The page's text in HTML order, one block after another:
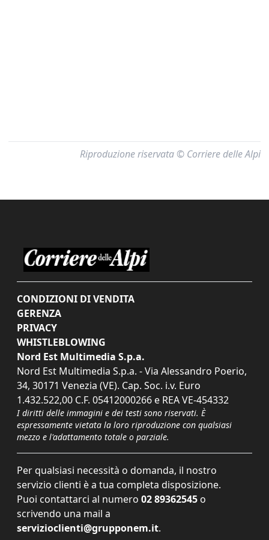
Riproduzione riservata © Corriere delle Alpi
CONDIZIONI DI VENDITA
GERENZA
PRIVACY
WHISTLEBLOWING
Nord Est Multimedia S.p.a.
Nord Est Multimedia S.p.a. - Via Alessandro Poerio,
34, 30171 Venezia (VE). Cap. Soc. i.v. Euro
1.432.522,00 C.F. 05412000266 e REA VE-454332
I diritti delle immagini e dei testi sono riservati. È
espressamente vietata la loro riproduzione con qualsiasi
mezzo e l'adattamento totale o parziale.
Per qualsiasi necessità o domanda, il nostro
servizio clienti è a tua completa disposizione.
Puoi contattarci al numero 02 89362545 o
scrivendo una mail a
servizioclienti@grupponem.it.